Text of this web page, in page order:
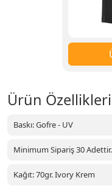
Ürün Özellikleri
Baskı: Gofre - UV
Minimum Sipariş 30 Adettir.
Kağıt: 70gr. Ivory Krem